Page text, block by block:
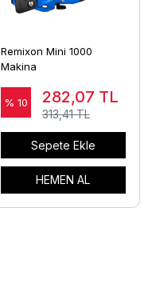
Remixon Mini 1000
Makina
% 10 282,07 TL
313,41 TL
Sepete Ekle
HEMEN AL